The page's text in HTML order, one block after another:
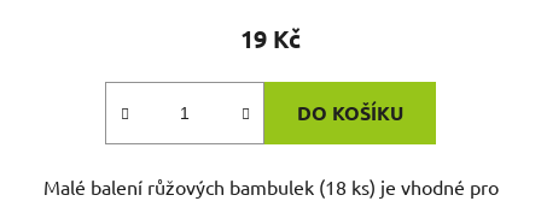
19 Kč
DO KOŠÍKU
Malé balení růžových bambulek (18 ks) je vhodné pro